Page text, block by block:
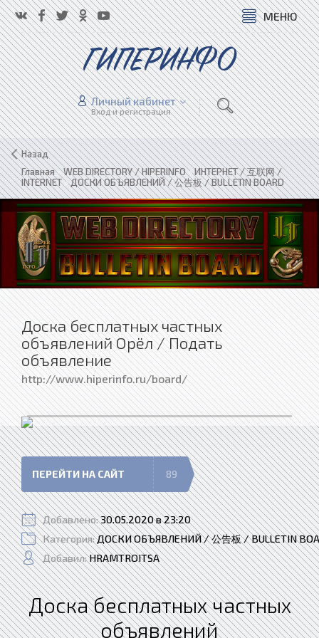
МЕНЮ
ГИПЕРИНФО
Личный кабинет
Вход и регистрация
Назад
Главная»WEB DIRECTORY / HIPERINFO»ИНТЕРНЕТ / 互联网 /
INTERNET»ДОСКИ ОБЪЯВЛЕНИЙ / 公告板 / BULLETIN BOARD
Доска бесплатных частных
объявлений Орёл / Подать
объявление
http://www.hiperinfo.ru/board/
ПЕРЕЙТИ НА САЙТ 89
Добавлено:30.05.2020 в 23:20
Категория:ДОСКИ ОБЪЯВЛЕНИЙ / 公告板 / BULLETIN
Добавил:HRAMTROITSA
Доска бесплатных частных
объявлений